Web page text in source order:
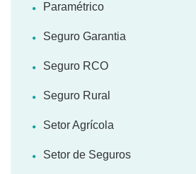
Paramétrico
Seguro Garantia
Seguro RCO
Seguro Rural
Setor Agrícola
Setor de Seguros